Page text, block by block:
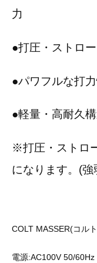
力
●打圧・ストロ
●パワフルな打
●軽量・高耐久
※打圧・ストロ
になります。(
COLT MASSER(コル
電源:AC100V 50/60Hz